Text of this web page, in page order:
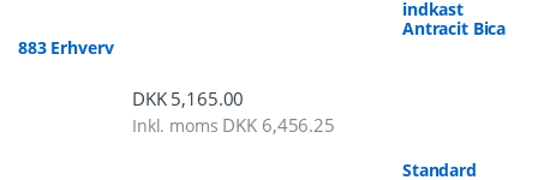
indkast
Antracit Bica
883 Erhverv
DKK5,165.00
Inkl. moms DKK 6,456.25
Standard